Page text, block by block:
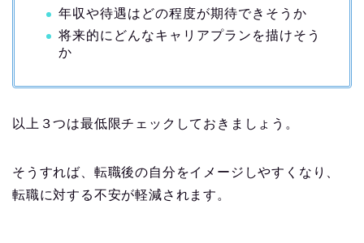
年収や待遇はどの程度が期待できそうか
将来的にどんなキャリアプランを描けそう
か
以上３つは最低限チェックしておきましょう。
そうすれば、転職後の自分をイメージしやすくなり、
転職に対する不安が軽減されます。